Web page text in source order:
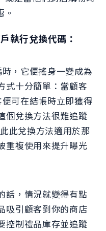
執行兌換代碼：
，它便搖身一變成為
式十分簡單：當顧客
可在結帳時立即獲得
個兌換方法很難追蹤
此兌換方法適用於那
重複使用來提升曝光
話，情況就變得有點
吸引顧客到你的商店
控制禮品庫存並追蹤